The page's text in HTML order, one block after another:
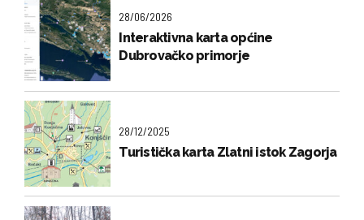
28/06/2026
Interaktivna karta općine
Dubrovačko primorje
28/12/2025
Turistička karta Zlatni istok Zagorja